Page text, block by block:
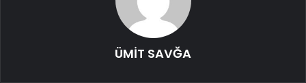
ÜMİT SAVĞA